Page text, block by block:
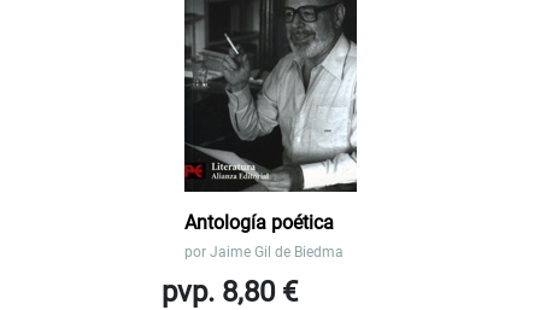
Antología poética
por Jaime Gil de Biedma
pvp. 8,80 €